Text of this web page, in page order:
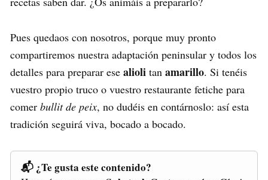
Pues quedaos con nosotros, porque muy pronto
compartiremos nuestra adaptación peninsular y todos los
detalles para preparar ese alioli tan amarillo. Si tenéis
vuestro propio truco o vuestro restaurante fetiche para
comer bullit de peix, no dudéis en contárnoslo: así esta
tradición seguirá viva, bocado a bocado.
📬 ¿Te gusta este contenido?